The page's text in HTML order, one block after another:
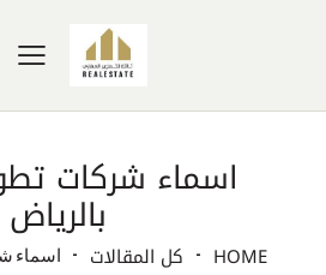
اسماء شركات
بالرياض
HOME كل المقالات اسماء